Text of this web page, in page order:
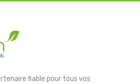
fiable pour tous vos